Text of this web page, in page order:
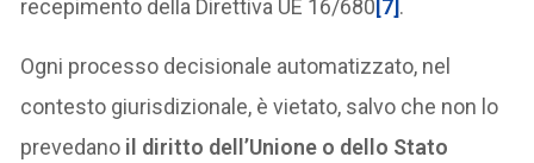
recepimento della Direttiva UE 16/680[7].
Ogni processo decisionale automatizzato, nel
contesto giurisdizionale, è vietato, salvo che non lo
prevedano il diritto dell’Unione o dello Stato